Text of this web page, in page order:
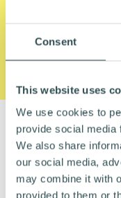
Consent
This website uses
We use cookies to
provide social media
We also share
our social media,
may combine it with
provided to them or
MUUTAMA